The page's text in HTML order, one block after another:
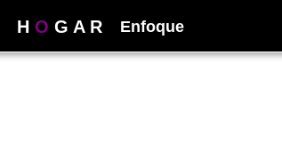
H O G A R Enfoque